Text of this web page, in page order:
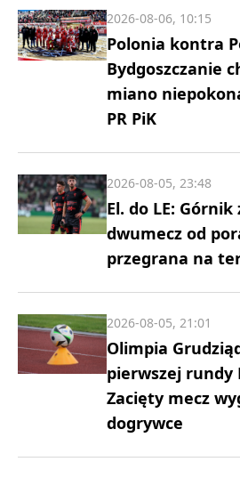
Polonia kontra
Bydgoszczanie
miano
PR PiK
2026-08-06, 10:15
El. do LE:
dwumecz od
przegrana na
2026-08-05, 23:48
Olimpia
pierwszej rundy
Zacięty mecz
dogrywce
2026-08-05, 21:01